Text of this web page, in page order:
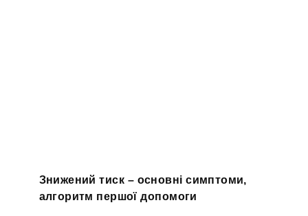
Знижений тиск – основні симптоми,
алгоритм першої допомоги